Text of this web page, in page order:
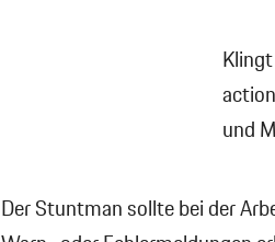
und
Der Stuntman sollte bei der